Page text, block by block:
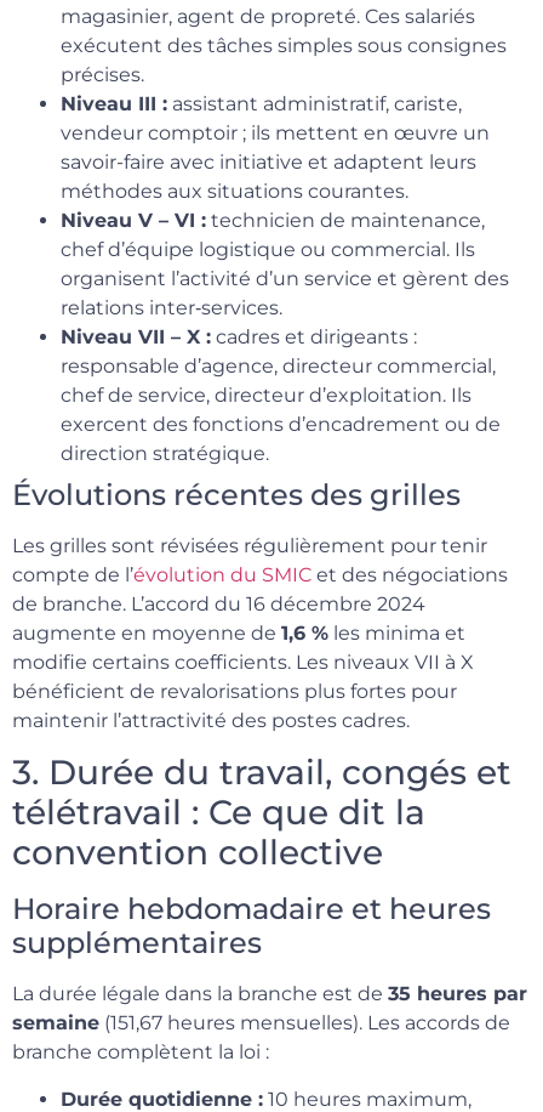
magasinier, agent de propreté. Ces salariés
exécutent des tâches simples sous consignes
précises.
Niveau III : assistant administratif, cariste,
vendeur comptoir ; ils mettent en œuvre un
savoir-faire avec initiative et adaptent leurs
méthodes aux situations courantes.
Niveau V – VI : technicien de maintenance,
chef d’équipe logistique ou commercial. Ils
organisent l’activité d’un service et gèrent des
relations inter‑services.
Niveau VII – X : cadres et dirigeants :
responsable d’agence, directeur commercial,
chef de service, directeur d’exploitation. Ils
exercent des fonctions d’encadrement ou de
direction stratégique.
Évolutions récentes des grilles
Les grilles sont révisées régulièrement pour tenir
compte de l’évolution du SMIC et des négociations
de branche. L’accord du 16 décembre 2024
augmente en moyenne de 1,6 % les minima et
modifie certains coefficients. Les niveaux VII à X
bénéficient de revalorisations plus fortes pour
maintenir l’attractivité des postes cadres.
3. Durée du travail, congés et
télétravail : Ce que dit la
convention collective
Horaire hebdomadaire et heures
supplémentaires
La durée légale dans la branche est de 35 heures par
semaine (151,67 heures mensuelles). Les accords de
branche complètent la loi :
Durée quotidienne : 10 heures maximum,